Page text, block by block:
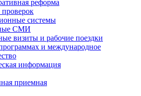
реформа
проверок
системы
СМИ
визиты и рабочие поездки
и международное
информация
приемная